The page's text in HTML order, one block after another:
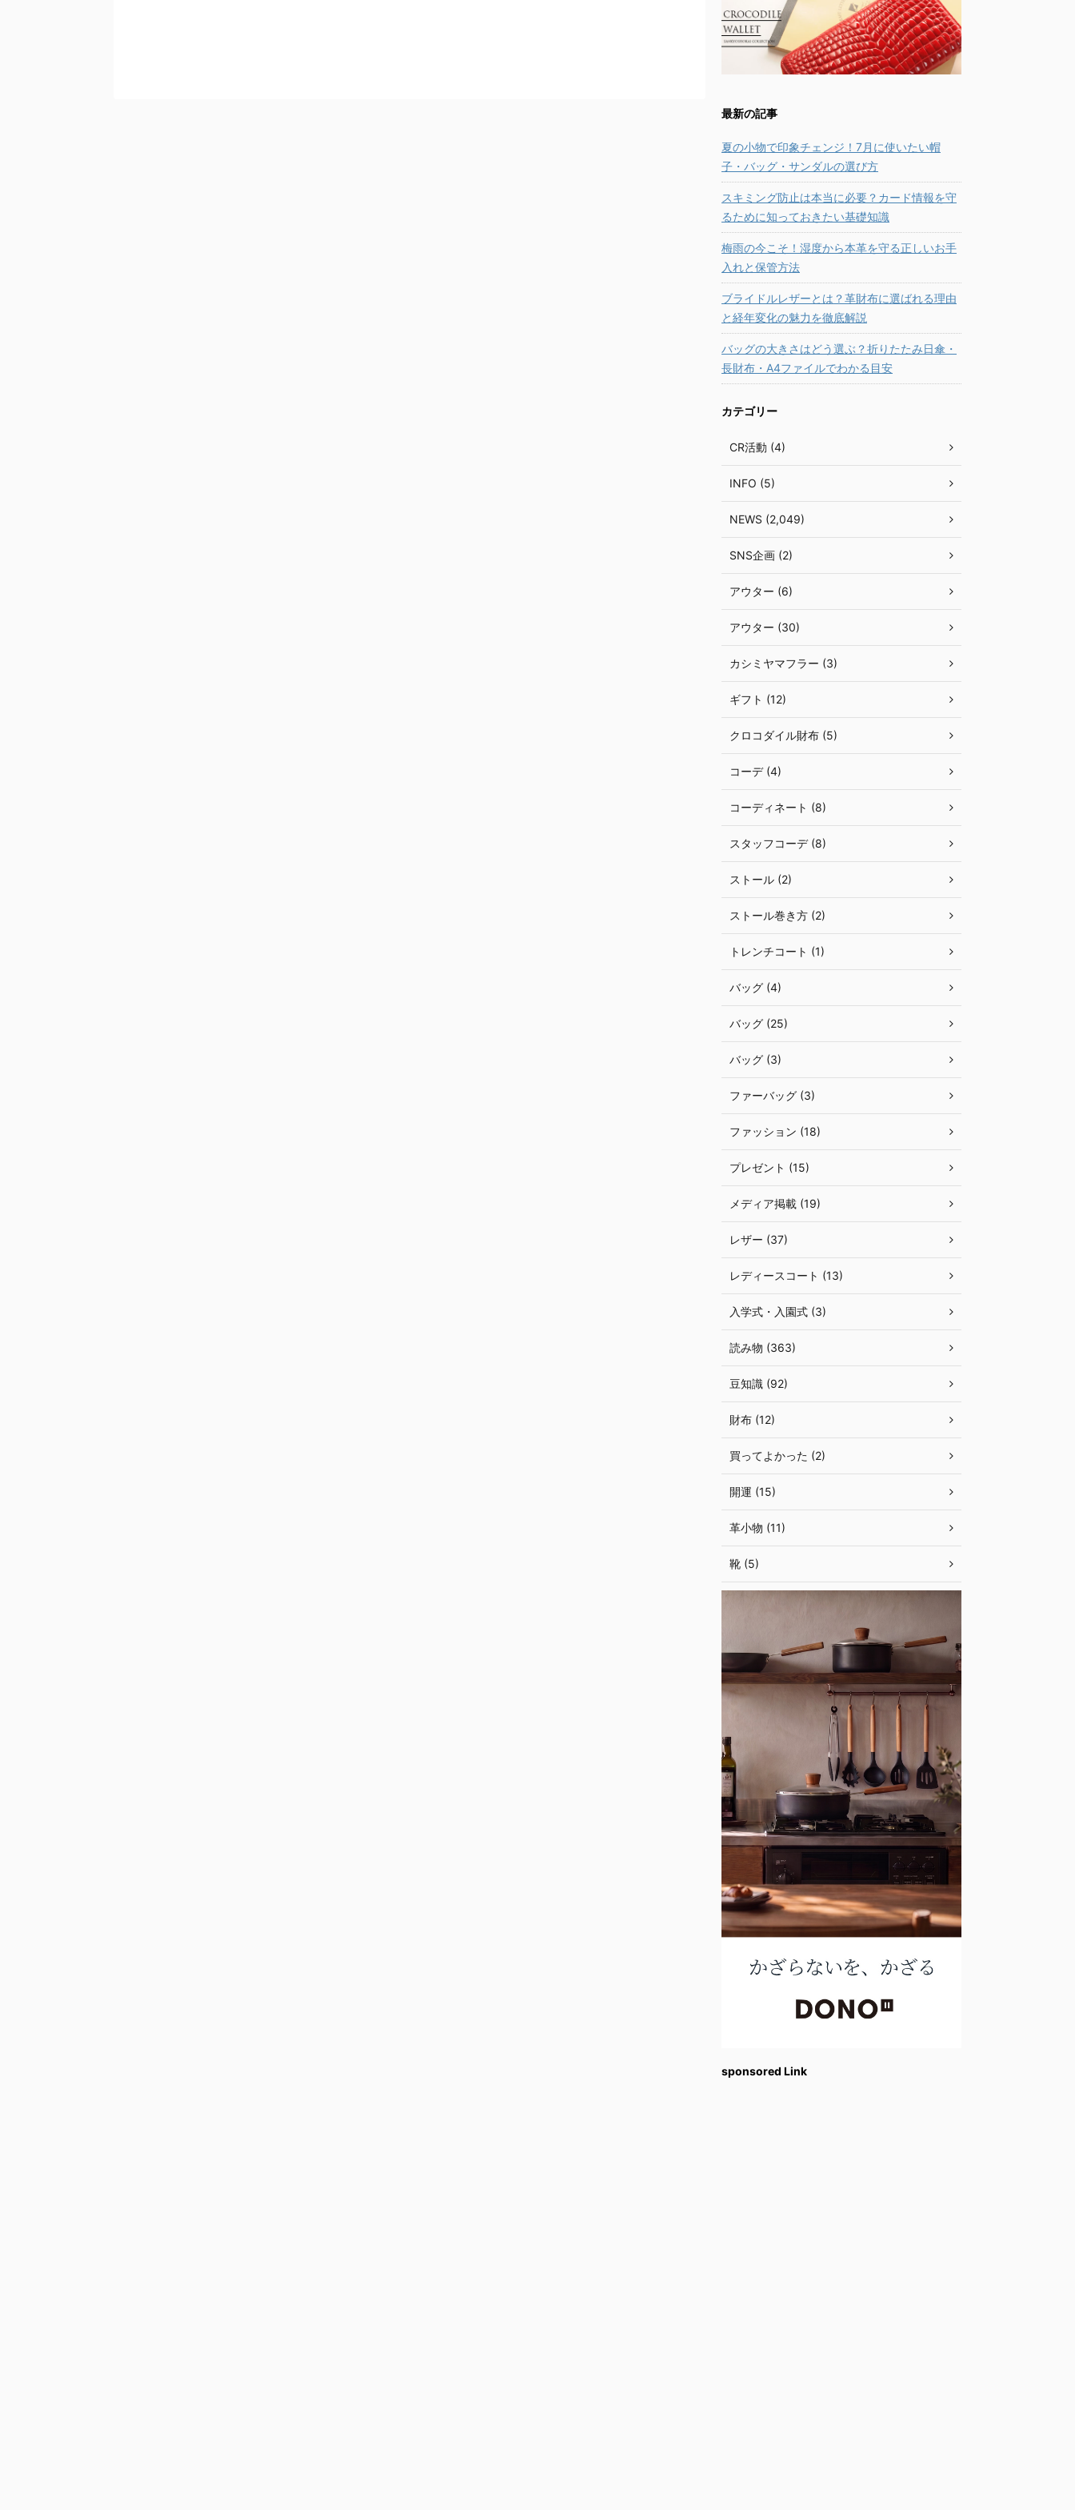
最新の記事
夏の小物で印象チェンジ！7月に使いたい帽
子・バッグ・サンダルの選び方
スキミング防止は本当に必要？カード情報を守
るために知っておきたい基礎知識
梅雨の今こそ！湿度から本革を守る正しいお手
入れと保管方法
ブライドルレザーとは？革財布に選ばれる理由
と経年変化の魅力を徹底解説
バッグの大きさはどう選ぶ？折りたたみ日傘・
長財布・A4ファイルでわかる目安
カテゴリー
CR活動 (4)
INFO (5)
NEWS (2,049)
SNS企画 (2)
アウター (6)
アウター (30)
カシミヤマフラー (3)
ギフト (12)
クロコダイル財布 (5)
コーデ (4)
コーディネート (8)
スタッフコーデ (8)
ストール (2)
ストール巻き方 (2)
トレンチコート (1)
バッグ (4)
バッグ (25)
バッグ (3)
ファーバッグ (3)
ファッション (18)
プレゼント (15)
メディア掲載 (19)
レザー (37)
レディースコート (13)
入学式・入園式 (3)
読み物 (363)
豆知識 (92)
財布 (12)
買ってよかった (2)
開運 (15)
革小物 (11)
靴 (5)
sponsored Link